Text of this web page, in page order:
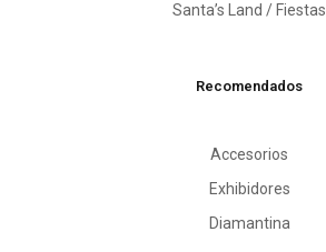
Santa’s Land / Fiestas
Recomendados
Accesorios
Exhibidores
Diamantina